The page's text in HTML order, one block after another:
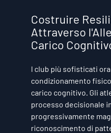
Costruire
Attraverso
Carico
I club più sofisticati
condizionamento
carico cognitivo. Gli
processo decisionale
progressivamente
riconoscimento di